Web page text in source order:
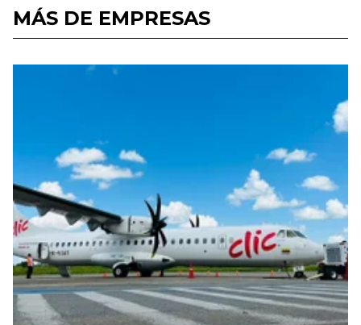
MÁS DE EMPRESAS